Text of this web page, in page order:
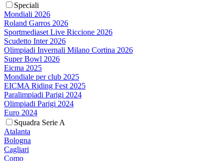
Speciali
Mondiali 2026
Roland Garros 2026
Sportmediaset Live Riccione 2026
Scudetto Inter 2026
Olimpiadi Invernali Milano Cortina 2026
Super Bowl 2026
Eicma 2025
Mondiale per club 2025
EICMA Riding Fest 2025
Paralimpiadi Parigi 2024
Olimpiadi Parigi 2024
Euro 2024
Squadra Serie A
Atalanta
Bologna
Cagliari
Como